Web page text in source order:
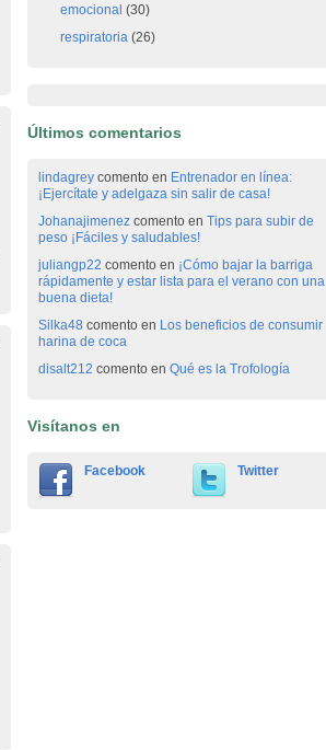
emocional (30)
respiratoria(26)
Últimos comentarios
lindagreycomento en Entrenador en línea:
¡Ejercítate y adelgaza sin salir de casa!
Johanajimenezcomento en Tips para subir de
peso ¡Fáciles y saludables!
juliangp22 comento en ¡Cómo bajar la barriga
rápidamente y estar lista para el verano con una
buena dieta!
Silka48 comento en Los beneficios de consumir
harina de coca
disalt212 comento en Qué es la Trofología
Visítanos en
Facebook Twitter